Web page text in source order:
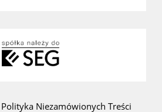
Polityka Niezamówionych Treści